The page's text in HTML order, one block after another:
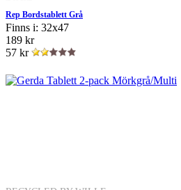
Rep Bordstablett Grå
Finns i: 32x47
189 kr
57 kr